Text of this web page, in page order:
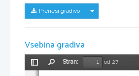
Prenesi gradivo Skrij/prikaži meni
Vsebina gradiva
Preklopi
Stran:
od 27